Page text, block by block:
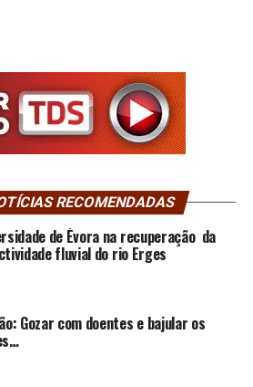
RECOMENDADAS
de Évora na recuperação da
fluvial do rio Erges
Gozar com doentes e bajular os